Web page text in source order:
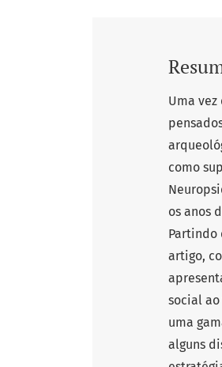
Uma
como
os anos
Partindo
artigo,
social
uma
alguns